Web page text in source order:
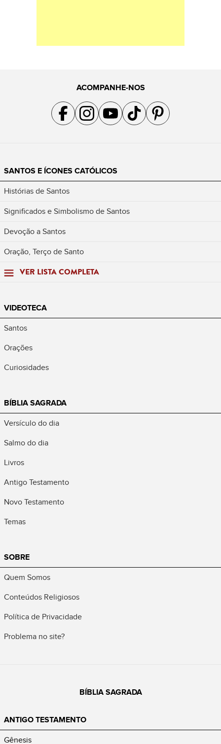
ACOMPANHE-NOS
Acompanhe a gente no Facebook
Acompanhe a gente no Instagram
Acompanhe a gente no YouTube
Acompanhe a gente no TikTok
Acompanhe a gente no
SANTOS E ÍCONES CATÓLICOS
Histórias de Santos
Significados e Simbolismo de Santos
Devoção a Santos
Oração, Terço de Santo
VER LISTA COMPLETA
VIDEOTECA
Santos
Orações
Curiosidades
BÍBLIA SAGRADA
Versículo do dia
Salmo do dia
Livros
Antigo Testamento
Novo Testamento
Temas
SOBRE
Quem Somos
Conteúdos Religiosos
Política de Privacidade
Problema no site?
BÍBLIA SAGRADA
ANTIGO TESTAMENTO
Gênesis